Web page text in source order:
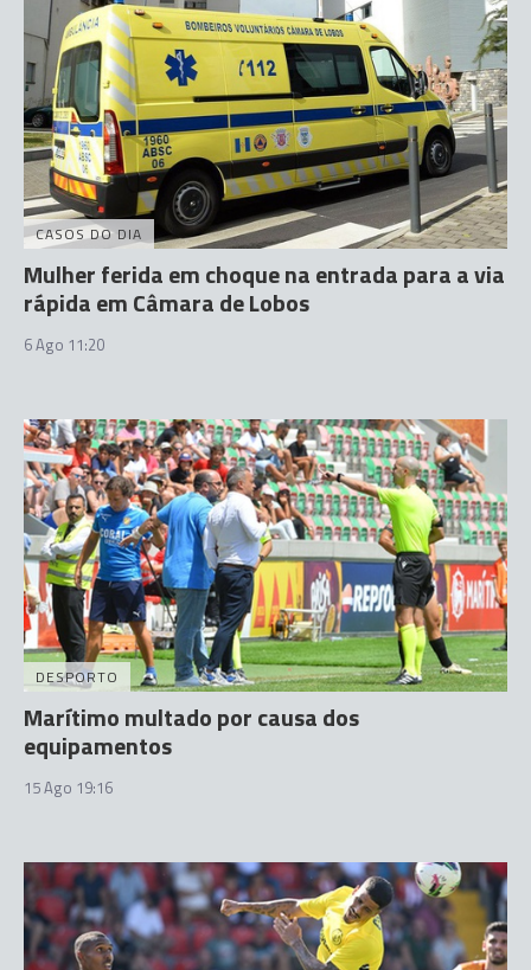
CASOS DO DIA
Mulher ferida em choque na entrada para a via
rápida em Câmara de Lobos
6 Ago 11:20
DESPORTO
Marítimo multado por causa dos
equipamentos
15 Ago 19:16